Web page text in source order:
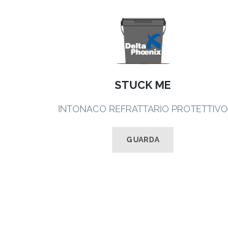
STUCK ME
INTONACO REFRATTARIO PROTETTIVO
GUARDA